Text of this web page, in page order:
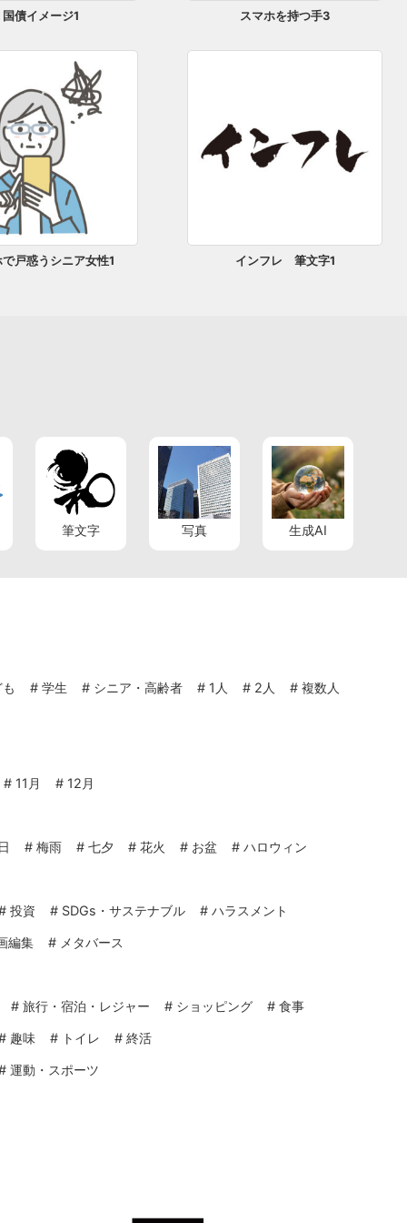
国債イメージ1 スマホを持つ手3
戸惑うシニア女性1 インフレ 筆文字1
筆文字 写真 生成AI
# 学生 # シニア・高齢者 # 1人 # 2人 # 複数人
# 11月 # 12月
# 梅雨 # 七夕 # 花火 # お盆 # ハロウィン
投資 # SDGs・サステナブル # ハラスメント
編集 # メタバース
# 旅行・宿泊・レジャー # ショッピング # 食事
趣味 # トイレ # 終活
運動・スポーツ